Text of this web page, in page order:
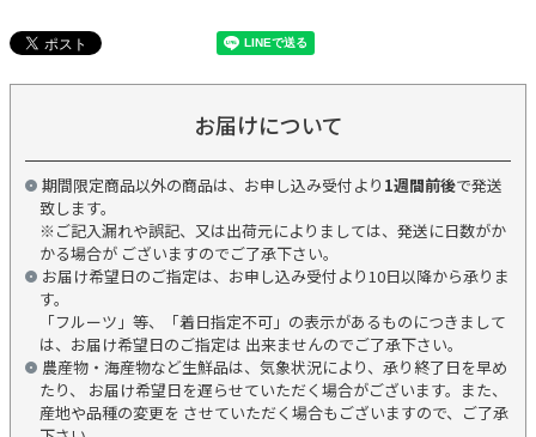
お届けについて
期間限定商品以外の商品は、お申し込み受付より 1週間前後で発送
致します。
※ご記入漏れや誤記、又は出荷元によりましては、発送に日数がか
かる場合が ございますのでご了承下さい。
お届け希望日のご指定は、お申し込み受付より10日以降から承りま
す。
「フルーツ」等、「着日指定不可」の表示があるものにつきまして
は、お届け希望日のご指定は 出来ませんのでご了承下さい。
農産物・海産物など生鮮品は、気象状況により、承り終了日を早め
たり、 お届け希望日を遅らせていただく場合がございます。また、
産地や品種の変更を させていただく場合もございますので、ご了承